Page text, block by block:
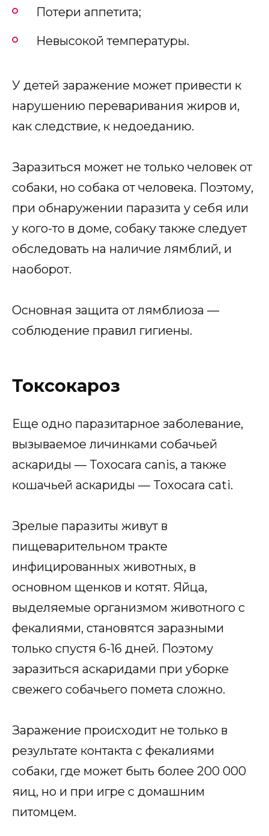
Потери аппетита;
Невысокой температуры.
У детей заражение может привести к
нарушению переваривания жиров и,
как следствие, к недоеданию.
Заразиться может не только человек от
собаки, но собака от человека. Поэтому,
при обнаружении паразита у себя или
у кого-то в доме, собаку также следует
обследовать на наличие лямблий, и
наоборот.
Основная защита от лямблиоза —
соблюдение правил гигиены.
Токсокароз
Еще одно паразитарное заболевание,
вызываемое личинками собачьей
аскариды — Toxocara canis, а также
кошачьей аскариды — Toxocara cati.
Зрелые паразиты живут в
пищеварительном тракте
инфицированных животных, в
основном щенков и котят. Яйца,
выделяемые организмом животного с
фекалиями, становятся заразными
только спустя 6-16 дней. Поэтому
заразиться аскаридами при уборке
свежего собачьего помета сложно.
Заражение происходит не только в
результате контакта с фекалиями
собаки, где может быть более 200 000
яиц, но и при игре с домашним
питомцем.